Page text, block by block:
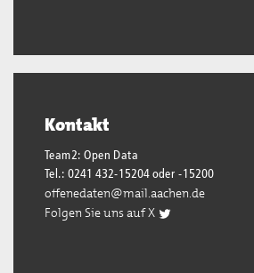
Kontakt
Team2: Open Data
Tel.: 0241 432-15204 oder -15200
offenedaten@mail.aachen.de
Folgen Sie uns auf X